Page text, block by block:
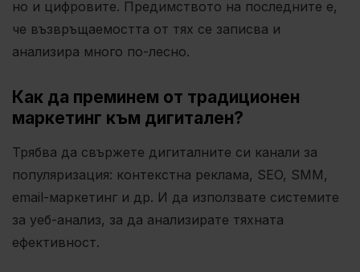
но и цифровите. Предимството на последните е,
че възвръщаемостта от тях се записва и
анализира много по-лесно.
Как да преминем от традиционен
маркетинг към дигитален?
Трябва да свържете дигиталните си канали за
популяризация: контекстна реклама, SEO, SMM,
email-маркетинг и др. И да използвате системите
за уеб-анализ, за ​​да анализирате тяхната
ефективност.